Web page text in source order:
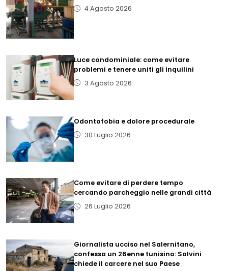
4 Agosto 2026
Luce condominiale: come evitare
problemi e tenere uniti gli inquilini
3 Agosto 2026
Odontofobia e dolore procedurale
30 Luglio 2026
Come evitare di perdere tempo
cercando parcheggio nelle grandi città
26 Luglio 2026
Giornalista ucciso nel Salernitano,
confessa un 26enne tunisino: Salvini
chiede il carcere nel suo Paese